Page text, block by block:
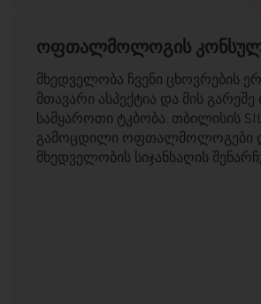
ოფთალმოლოგის
მხედველობა ჩვენი ცხოვრების
მთავარი ასპექტია და მის
სამყაროთი ტკბობა. თბილისის
გამოცდილი ოფთალმოლოგები
მხედველობის სიჯანსაღის